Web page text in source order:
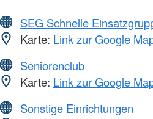
SEG Schnelle
Karte: Link zur Google
Seniorenclub
Karte: Link zur Google
Sonstige Einrichtungen